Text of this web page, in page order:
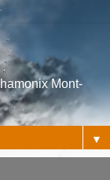
Mont-
▼